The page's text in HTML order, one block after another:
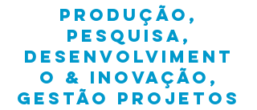
PRODUÇÃO,
PESQUISA,
DESENVOLVIMENT
O & INOVAÇÃO,
GESTÃO PROJETOS